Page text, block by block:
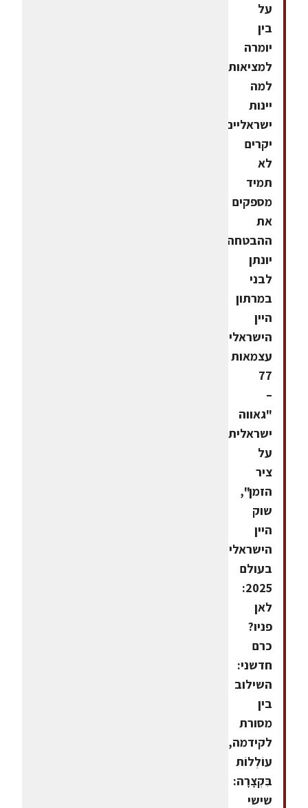
על
בין
יומרה
למציאות:
למה
יינות
ישראליים
יקרים
לא
תמיד
מספקים
את
ההבטחה?
יונתן
לבני
במרתון
היין
הישראלי
עצמאות
77
–
"גאווה
ישראלית
על
ציר
הזמן",
שוק
היין
הישראלי
בעולם
2025:
לאן
פניו?
כרם
חדשני:
השילוב
בין
מסורת
לקידמה,
עוֹלְלוֹת
בִּקְצָרָה:
שישי